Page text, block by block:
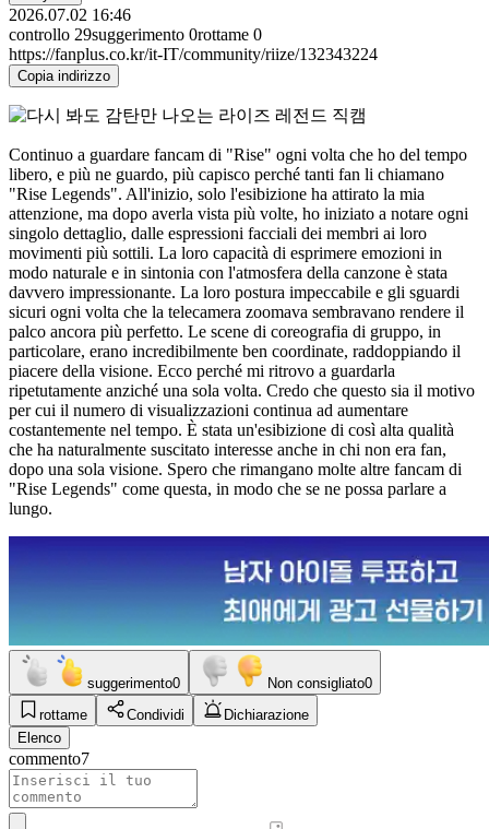
2026.07.02 16:46
controllo 29suggerimento 0rottame 0
https://fanplus.co.kr/it-IT/community/riize/132343224
Copia indirizzo
Continuo a guardare fancam di "Rise" ogni volta che ho del tempo
libero, e più ne guardo, più capisco perché tanti fan li chiamano
"Rise Legends". All'inizio, solo l'esibizione ha attirato la mia
attenzione, ma dopo averla vista più volte, ho iniziato a notare ogni
singolo dettaglio, dalle espressioni facciali dei membri ai loro
movimenti più sottili. La loro capacità di esprimere emozioni in
modo naturale e in sintonia con l'atmosfera della canzone è stata
davvero impressionante. La loro postura impeccabile e gli sguardi
sicuri ogni volta che la telecamera zoomava sembravano rendere il
palco ancora più perfetto. Le scene di coreografia di gruppo, in
particolare, erano incredibilmente ben coordinate, raddoppiando il
piacere della visione. Ecco perché mi ritrovo a guardarla
ripetutamente anziché una sola volta. Credo che questo sia il motivo
per cui il numero di visualizzazioni continua ad aumentare
costantemente nel tempo. È stata un'esibizione di così alta qualità
che ha naturalmente suscitato interesse anche in chi non era fan,
dopo una sola visione. Spero che rimangano molte altre fancam di
"Rise Legends" come questa, in modo che se ne possa parlare a
lungo.
suggerimento0 Non consigliato0
rottame
Condividi
Dichiarazione
Elenco
commento7